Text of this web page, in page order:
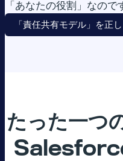
「あなたの役割」なので
「責任共有モデル」を正
たった一つ